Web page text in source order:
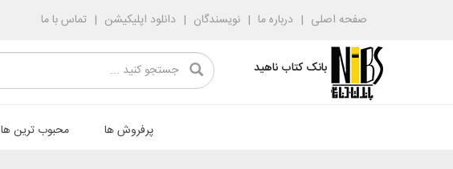
صفحه اصلی درباره ما نویسندگان دانلود اپلیکیشن تماس با ما
بانک کتاب ناهید
پرفروش ها محبوب ترین ها